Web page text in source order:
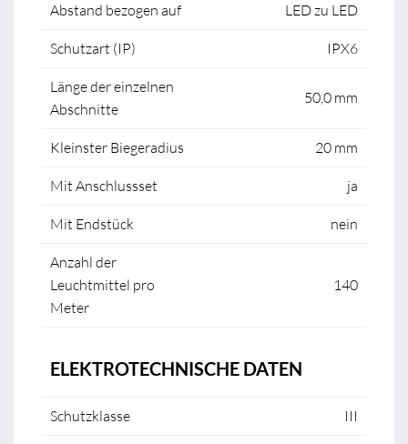
Abstand bezogen auf LED zu LED
Schutzart (IP) IPX6
Länge der einzelnen
Abschnitte
50,0 mm
Kleinster Biegeradius 20 mm
Mit Anschlussset ja
Mit Endstück nein
Anzahl der
Leuchtmittel pro
Meter
140
ELEKTROTECHNISCHE DATEN
Schutzklasse III